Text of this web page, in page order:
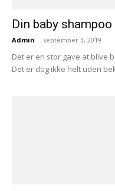
Din baby
Admin - september 3, 2019
Det er en stor gave at blive
Det er dog ikke helt uden